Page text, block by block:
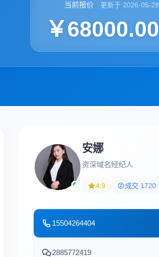
当前报价 更新于 2026-05-28
￥68000.00
安娜
资深域名经纪人
4.9 成交 1720
15504264404
2885772419